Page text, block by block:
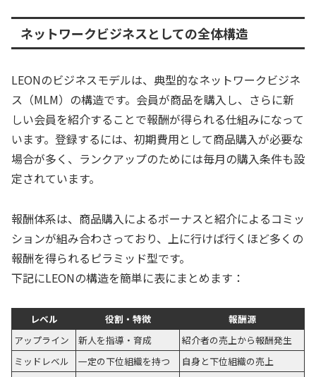
ネットワークビジネスとしての全体構造
LEONのビジネスモデルは、典型的なネットワークビジネ
ス（MLM）の構造です。会員が商品を購入し、さらに新
しい会員を紹介することで報酬が得られる仕組みになって
います。登録するには、初期費用として商品購入が必要な
場合が多く、ランクアップのためには毎月の購入条件も設
定されています。
報酬体系は、商品購入によるボーナスと紹介によるコミッ
ションが組み合わさっており、上に行けば行くほど多くの
報酬を得られるピラミッド型です。
下記にLEONの構造を簡単に表にまとめます：
レベル 役割・特徴
報酬源
アップライン
新人を指導・育成
紹介者の売上から報酬発生
ミッドレベル
一定の下位組織を持つ
自身と下位組織の売上